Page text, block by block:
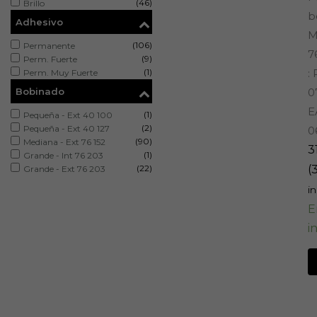
Brillo
(46)
Adhesivo
Permanente
(106)
Perm. Fuerte
(9)
Perm. Muy Fuerte
(1)
Bobinado
Pequeña - Ext 40 100
(1)
Pequeña - Ext 40 127
(2)
Mediana - Ext 76 152
(90)
Grande - Int 76 203
(1)
Grande - Ext 76 203
(22)
:
(